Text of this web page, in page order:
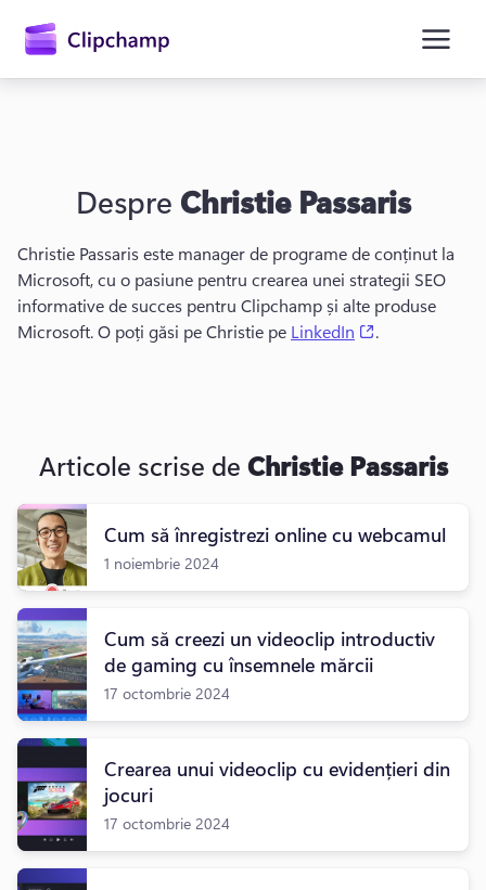
principal
Conectați-vă
Despre Christie Passaris
Christie Passaris este manager de programe de conținut la
Microsoft, cu o pasiune pentru crearea unei strategii SEO
informative de succes pentru Clipchamp și alte produse
Microsoft. O poți găsi pe Christie pe LinkedIn .
Articole scrise de Christie Passaris
Cum să înregistrezi online cu webcamul
1 noiembrie 2024
Cum să creezi un videoclip introductiv
de gaming cu însemnele mărcii
17 octombrie 2024
Crearea unui videoclip cu evidențieri din
jocuri
17 octombrie 2024